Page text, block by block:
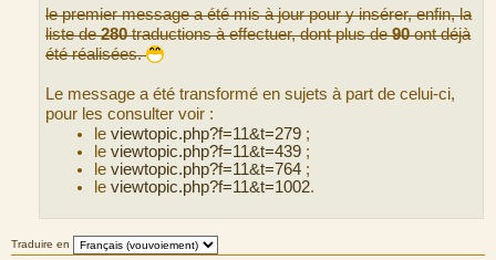
le premier message a été mis à jour pour y insérer, enfin, la
liste de280traductions à effectuer, dont plus de90ont déjà
été réalisées.
Le message a été transformé en sujets à part de celui-ci,
pour les consulter voir :
leviewtopic.php?f=11&t=279 ;
leviewtopic.php?f=11&t=439 ;
leviewtopic.php?f=11&t=764 ;
leviewtopic.php?f=11&t=1002.
Traduire en